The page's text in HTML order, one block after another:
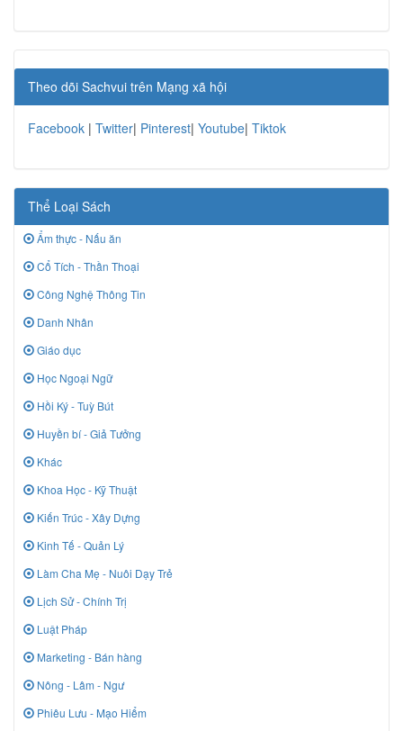
Theo dõi Sachvui trên Mạng xã hội
Facebook | Twitter| Pinterest| Youtube| Tiktok
Thể Loại Sách
Ẩm thực - Nấu ăn
Cổ Tích - Thần Thoại
Công Nghệ Thông Tin
Danh Nhân
Giáo dục
Học Ngoại Ngữ
Hồi Ký - Tuỳ Bút
Huyền bí - Giả Tưởng
Khác
Khoa Học - Kỹ Thuật
Kiến Trúc - Xây Dựng
Kinh Tế - Quản Lý
Làm Cha Mẹ - Nuôi Dạy Trẻ
Lịch Sử - Chính Trị
Luật Pháp
Marketing - Bán hàng
Nông - Lâm - Ngư
Phiêu Lưu - Mạo Hiểm